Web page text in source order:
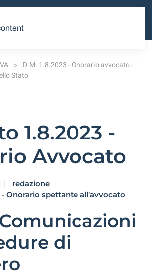
D.M. 1.8.2023 - Onorario avvocato -
Stato
1.8.2023 -
Avvocato
redazione
- Onorario spettante all'avvocato
di